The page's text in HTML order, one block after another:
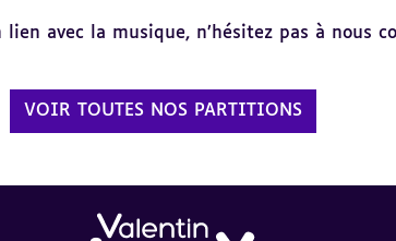
avec la musique, n’hésitez pas à nous
VOIR TOUTES NOS PARTITIONS